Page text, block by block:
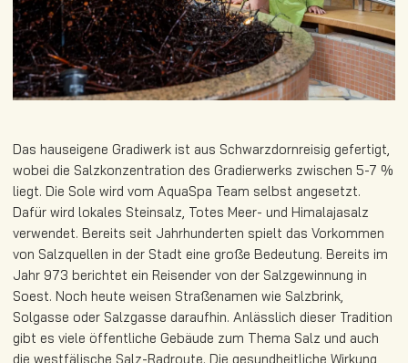
Das hauseigene Gradiwerk ist aus Schwarzdornreisig gefertigt,
wobei die Salzkonzentration des Gradierwerks zwischen 5-7 %
liegt. Die Sole wird vom AquaSpa Team selbst angesetzt.
Dafür wird lokales Steinsalz, Totes Meer- und Himalajasalz
verwendet. Bereits seit Jahrhunderten spielt das Vorkommen
von Salzquellen in der Stadt eine große Bedeutung. Bereits im
Jahr 973 berichtet ein Reisender von der Salzgewinnung in
Soest. Noch heute weisen Straßenamen wie Salzbrink,
Solgasse oder Salzgasse daraufhin. Anlässlich dieser Tradition
gibt es viele öffentliche Gebäude zum Thema Salz und auch
die westfälische Salz-Radroute. Die gesundheitliche Wirkung